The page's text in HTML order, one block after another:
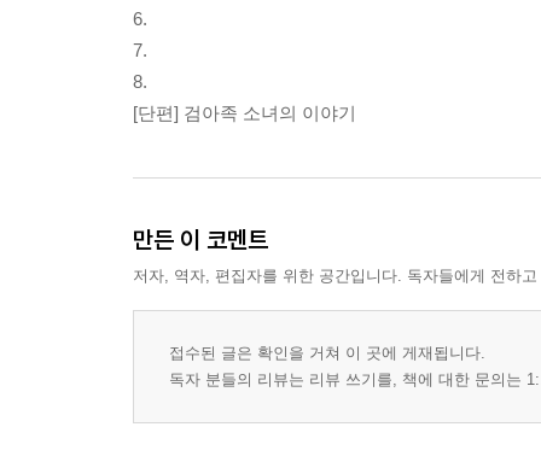
6.
7.
8.
[단편] 검아족 소녀의 이야기
만든 이 코멘트
저자, 역자, 편집자를 위한 공간입니다. 독자들에게 전하
접수된 글은 확인을 거쳐 이 곳에 게재됩니다.
독자 분들의 리뷰는 리뷰 쓰기를, 책에 대한 문의는